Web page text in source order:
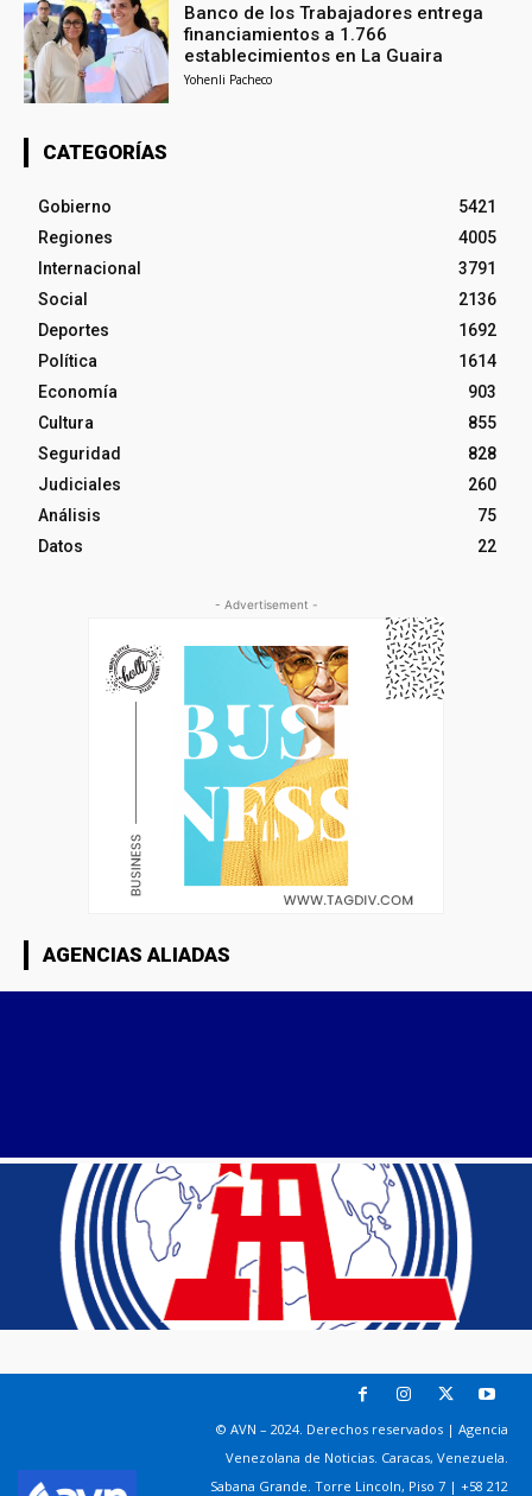
Banco de los Trabajadores entrega
financiamientos a 1.766
establecimientos en La Guaira
Yohenli Pacheco
CATEGORÍAS
Gobierno
5421
Regiones
4005
Internacional
3791
Social
2136
Deportes
1692
Política
1614
Economía
903
Cultura
855
Seguridad
828
Judiciales
260
Análisis
75
Datos
22
- Advertisement -
AGENCIAS ALIADAS
© AVN – 2024. Derechos reservados | Agencia
Venezolana de Noticias. Caracas, Venezuela.
Sabana Grande. Torre Lincoln, Piso 7 | +58 212